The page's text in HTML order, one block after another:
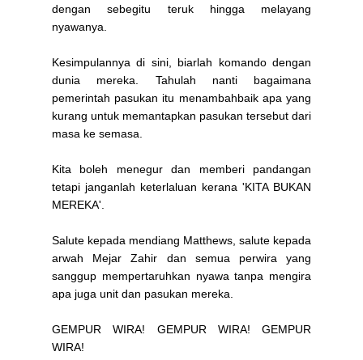
dengan sebegitu teruk hingga melayang
nyawanya.
Kesimpulannya di sini, biarlah komando dengan
dunia mereka. Tahulah nanti bagaimana
pemerintah pasukan itu menambahbaik apa yang
kurang untuk memantapkan pasukan tersebut dari
masa ke semasa.
Kita boleh menegur dan memberi pandangan
tetapi janganlah keterlaluan kerana 'KITA BUKAN
MEREKA'.
Salute kepada mendiang Matthews, salute kepada
arwah Mejar Zahir dan semua perwira yang
sanggup mempertaruhkan nyawa tanpa mengira
apa juga unit dan pasukan mereka.
GEMPUR WIRA! GEMPUR WIRA! GEMPUR
WIRA!